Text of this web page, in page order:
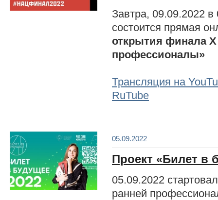
Завтра, 09.09.2022
состоится прямая
открытия финала
профессионалы»
Трансляция на
RuTube
05.09.2022
Проект «Билет в
05.09.2022
ранней